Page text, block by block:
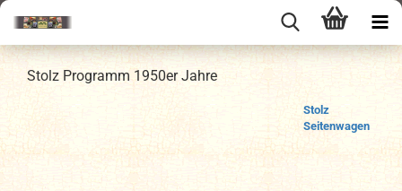
Stolz Programm 1950er Jahre
Stolz
Seitenwagen